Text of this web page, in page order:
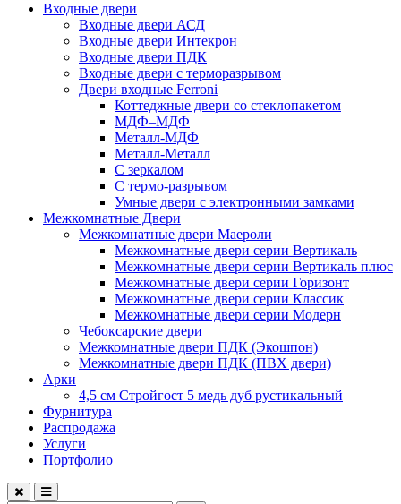
Входные двери
Входные двери АСД
Входные двери Интекрон
Входные двери ПДК
Входные двери с терморазрывом
Двери входные Ferroni
Коттеджные двери со стеклопакетом
МДФ–МДФ
Металл-МДФ
Металл-Металл
С зеркалом
С термо-разрывом
Умные двери с электронными замками
Межкомнатные Двери
Межкомнатные двери Маероли
Межкомнатные двери серии Вертикаль
Межкомнатные двери серии Вертикаль плюс
Межкомнатные двери серии Горизонт
Межкомнатные двери серии Классик
Межкомнатные двери серии Модерн
Чебоксарские двери
Межкомнатные двери ПДК (Экошпон)
Межкомнатные двери ПДК (ПВХ двери)
Арки
4,5 см Стройгост 5 медь дуб рустикальный
Фурнитура
Распродажа
Услуги
Портфолио